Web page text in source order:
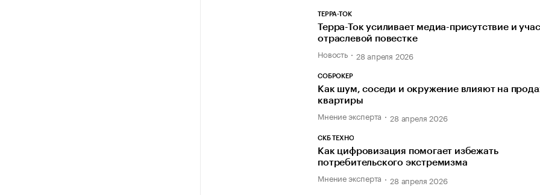
ТЕРРА-ТОК
Терра-Ток усиливает медиа-присутствие и
отраслевой повестке
Новость 28 апреля 2026
СОБРОКЕР
Как шум, соседи и окружение влияют на
квартиры
Мнение эксперта 28 апреля 2026
СКБ ТЕХНО
Как цифровизация помогает избежать
потребительского экстремизма
Мнение эксперта 28 апреля 2026